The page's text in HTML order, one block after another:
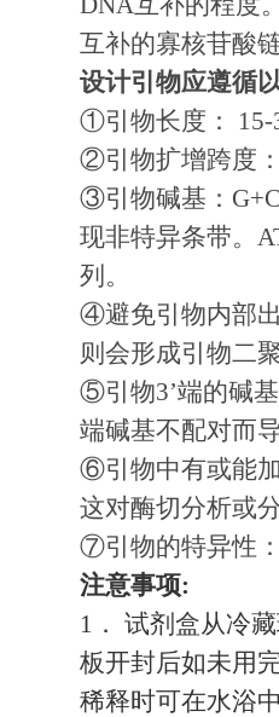
互补的寡核苷酸
设计引物应遵循
①引物长度： 15-
②引物扩增跨度
③引物碱基：
现非特异条带。
列。
④避免引物内部
则会形成引物二
⑤引物3’端的碱
端碱基不配对而
⑥引物中有或能
这对酶切分析或
⑦引物的特异性
注意事项:
1． 试剂盒从冷
板开封后如未用
稀释时可在水浴